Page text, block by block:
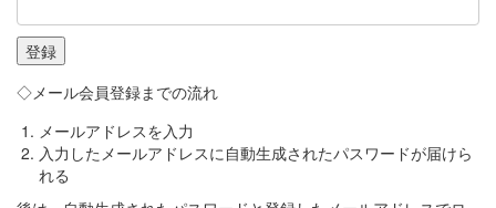
◇メール会員登録までの流れ
メールアドレスを入力
入力したメールアドレスに自動生成されたパスワードが届けら
れる